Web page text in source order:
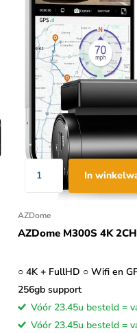
In
AZDome
AZDome M300S 4K
○ 4K + FullHD ○ Wifi en
256gb support
Vóór 23.45u besteld =
Vóór 23.45u besteld =